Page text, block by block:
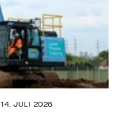
14. JULI 2026